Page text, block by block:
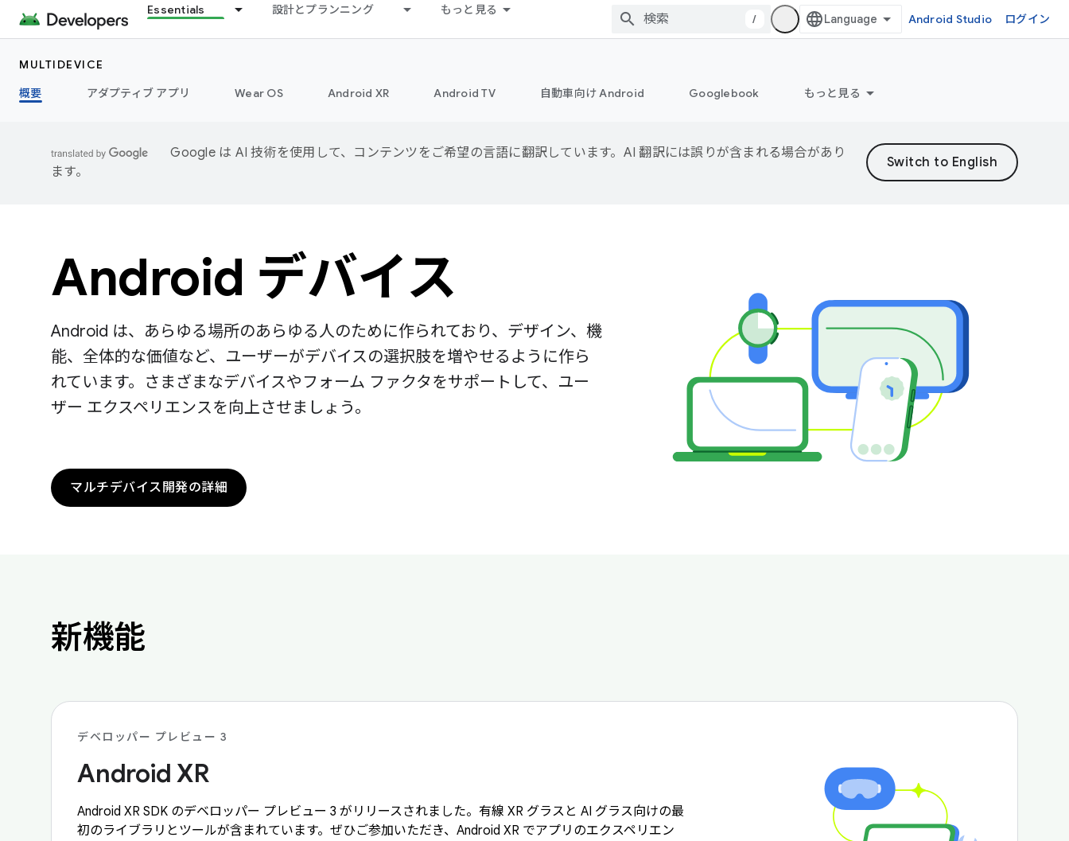
Essentials 設計とプランニング もっと見る
/ Android Studio ログイン
MULTIDEVICE
概要
アダプティブ アプリ Wear OS Android XR Android TV 自動車向け Android Googlebook もっと見る
Google は AI 技術を使用して、コンテンツをご希望の言語に翻訳しています。AI 翻訳には誤りが含まれる場合があり
ます。
Android デバイス
Android は、あらゆる場所のあらゆる人のために作られており、デザイン、機
能、全体的な価値など、ユーザーがデバイスの選択肢を増やせるように作ら
れています。さまざまなデバイスやフォーム ファクタをサポートして、ユー
ザー エクスペリエンスを向上させましょう。
マルチデバイス開発の詳細
新機能
デベロッパー プレビュー 3
Android XR
Android XR SDK のデベロッパー プレビュー 3 がリリースされました。有線 XR グラスと AI グラス向けの最
初のライブラリとツールが含まれています。ぜひご参加いただき、Android XR でアプリのエクスペリエン